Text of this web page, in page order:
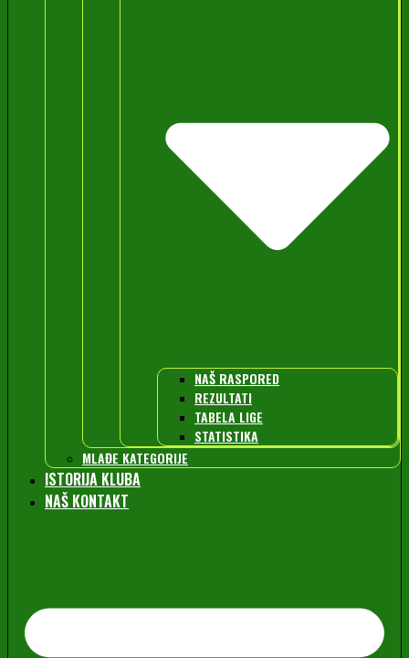
NAŠ RASPORED
REZULTATI
TABELA LIGE
STATISTIKA
MLAĐE KATEGORIJE
ISTORIJA KLUBA
NAŠ KONTAKT